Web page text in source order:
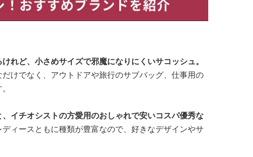
れど、小さめサイズで邪魔になりにくいサコッシュ。
けでなく、アウトドアや旅行のサブバッグ、仕事用の
イチオシストの方愛用のおしゃれで安いコスパ優秀な
ディースともに種類が豊富なので、好きなデザインやサ